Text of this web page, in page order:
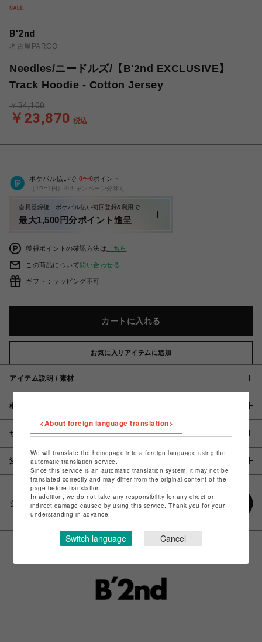
B'2nd
名古屋PARCO
Needles/ニードルズ/【B'2nd EXCLUSIVE】
Track Hoodie - Cotton Jersey
￥23,870 税込
￥34,100
ポケパル払いで 0〜0ポイント
（1P=1円）※キャンペーン分除く
会員登録後、ポケパル払い初回登録&利用で
最大1,500円分ポイント進呈
獲得ポイントの確認方法は こちら
この商品について問い合わせる
ギフト：ラッピング不可
カートに入れる
お気に入りアイテムに追加
アイテム説明 / 素材
概要
サイズ
注意事項
シェアする
<About foreign language translation>
We will translate the homepage into a foreign language using the
automatic translation service.
Since this service is an automatic translation system, it may not be
translated correctly and may differ from the original content of the
page before translation.
In addition, we do not take any responsibility for any direct or
indirect damage caused by using this service. Thank you for your
understanding in advance.
Switch language Cancel